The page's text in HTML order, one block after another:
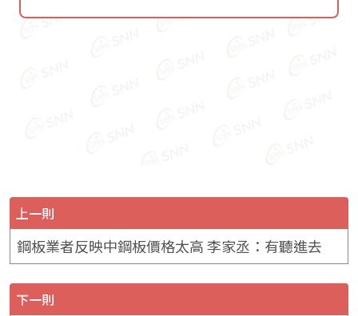
上一則
鋼板業者反映中鋼板價格太高 李家丞：有聽進去
下一則